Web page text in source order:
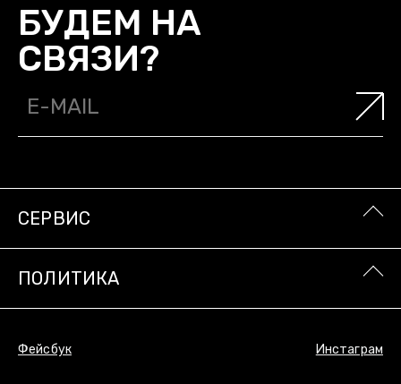
О НАС
О КОМПАНИИ/
СВЯЗИ?
БУДЕМ НА
СВЯЗИ?
СЕРВИС
ПОЛИТИКА
Фейсбук Инстаграм